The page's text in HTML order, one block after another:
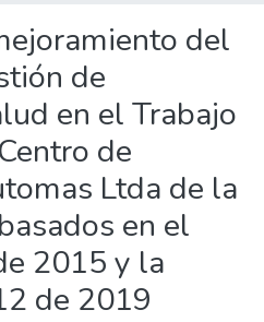
del
de
en el Trabajo
de
Ltda de la
en el
2015 y la
de 2019